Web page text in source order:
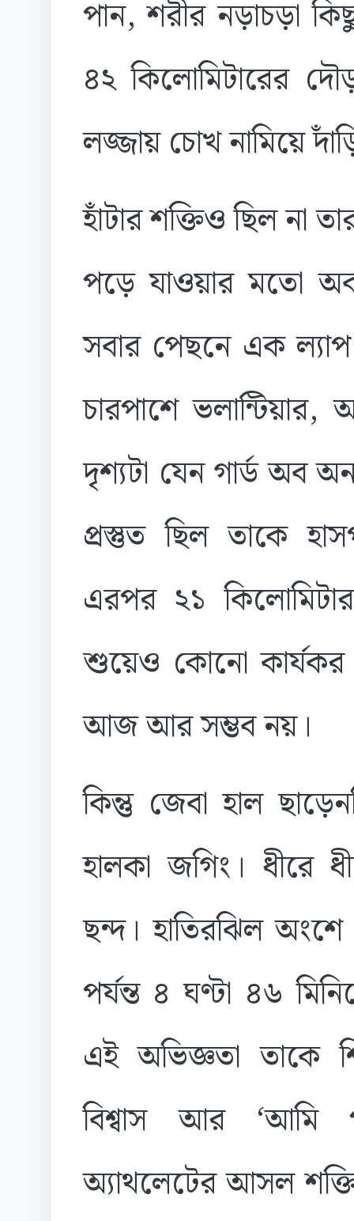
পান, শরীর নড়াচড়া
৪২ কিলোমিটারের
লজ্জায় চোখ নামিয়ে
হাঁটার শক্তিও ছিল না
পড়ে যাওয়ার মতো
সবার পেছনে এক ল্যাপ
চারপাশে ভলান্টিয়ার,
দৃশ্যটা যেন গার্ড অব
প্রস্তুত ছিল তাকে
এরপর ২১
শুয়েও কোনো কার্যকর
আজ আর সম্ভব নয়।
কিন্তু জেবা হাল
হালকা জগিং। ধীরে
ছন্দ। হাতিরঝিল
পর্যন্ত ৪ ঘণ্টা ৪৬
এই অভিজ্ঞতা তাকে
বিশ্বাস আর ‘আমি
অ্যাথলেটের আসল